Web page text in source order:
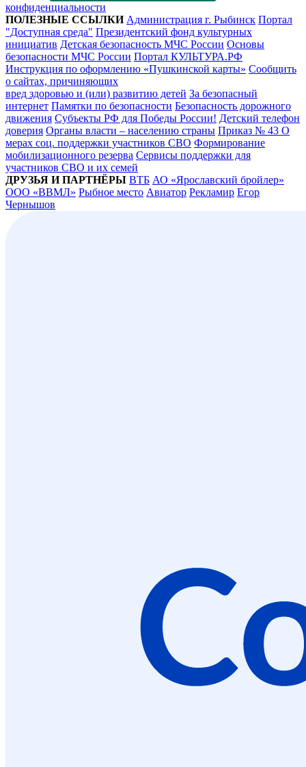
конфиденциальности
ПОЛЕЗНЫЕ ССЫЛКИ Администрация г. Рыбинск Портал
"Доступная среда" Президентский фонд культурных
инициатив Детская безопасность МЧС России Основы
безопасности МЧС России Портал КУЛЬТУРА.РФ
Инструкция по оформлению «Пушкинской карты» Сообщить
о сайтах, причиняющих
вред здоровью и (или) развитию детей За безопасный
интернет Памятки по безопасности Безопасность дорожного
движения Субъекты РФ для Победы России! Детский телефон
доверия Органы власти – населению страны Приказ № 43 О
мерах соц. поддержки участников СВО Формирование
мобилизационного резерва Сервисы поддержки для
участников СВО и их семей
ДРУЗЬЯ И ПАРТНЁРЫ ВТБ АО «Ярославский бройлер»
ООО «ВВМЛ» Рыбное место Авиатор Рекламир Егор
Чернышов